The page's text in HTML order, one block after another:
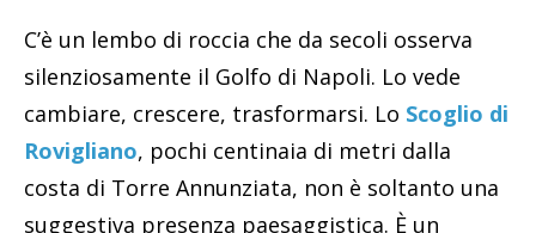
C’è un lembo di roccia che da secoli osserva
silenziosamente il Golfo di Napoli. Lo vede
cambiare, crescere, trasformarsi. Lo Scoglio di
Rovigliano, pochi centinaia di metri dalla
costa di Torre Annunziata, non è soltanto una
suggestiva presenza paesaggistica. È un